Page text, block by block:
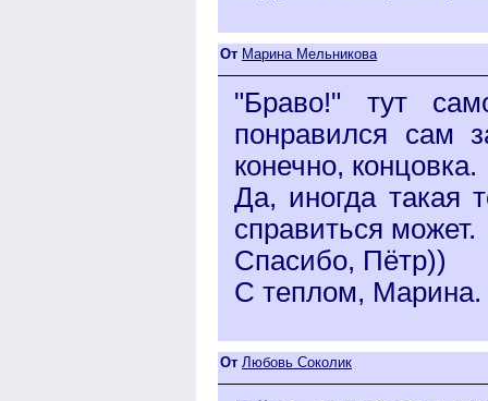
От Марина Мельникова
"Браво!" тут
понравился сам
конечно, концовка.
Да, иногда такая
справиться может.
Спасибо, Пётр))
С теплом, Марина.
От Любовь Соколик